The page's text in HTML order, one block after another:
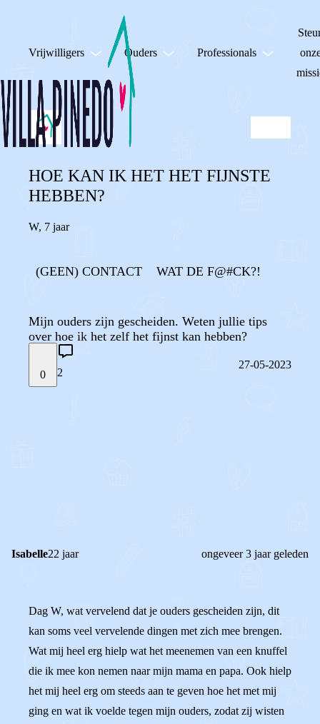
Vrijwilligers Ouders Professionals
HOE KAN IK HET HET FIJNSTE
HEBBEN?
W, 7 jaar
(GEEN) CONTACT WAT DE F@#CK?!
Mijn ouders zijn gescheiden. Weten jullie tips
over hoe ik het zelf het fijnst kan hebben?
0 2
27-05-2023
Isabelle22 jaar ongeveer 3 jaar geleden
Dag W, wat vervelend dat je ouders gescheiden zijn, dit
kan soms veel vervelende dingen met zich mee brengen.
Wat mij heel erg hielp wat het meenemen van een knuffel
die ik mee kon nemen naar mijn mama en papa. Ook hielp
het mij heel erg om steeds aan te geven hoe het met mij
ging en wat ik voelde tegen mijn ouders, zodat zij wisten